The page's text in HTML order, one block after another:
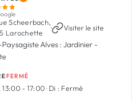
Scheerbach,
Larochette
· Visiter le site
Alves : Jardinier -
FERMÉ
- 17:00· Di : Fermé